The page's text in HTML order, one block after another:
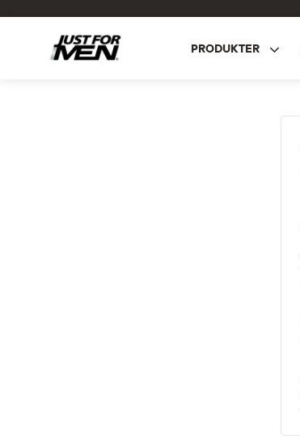
PRODUKTER